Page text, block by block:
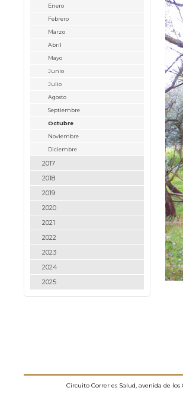
Enero
Febrero
Marzo
Abril
Mayo
Junio
Julio
Agosto
Septiembre
Octubre
Noviembre
Diciembre
2017
2018
2019
2020
2021
2022
2023
2024
2025
Circuito Correr es Salud, avenida de